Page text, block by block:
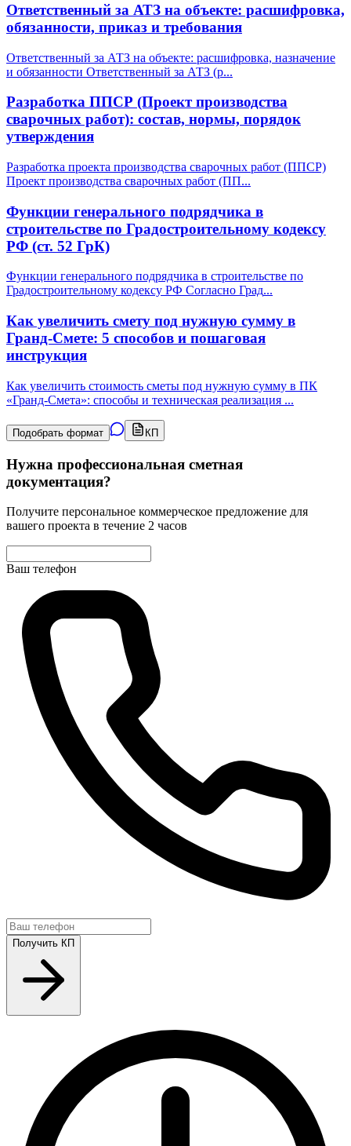
Ответственный за АТЗ на объекте: расшифровка,
обязанности, приказ и требования
Ответственный за АТЗ на объекте: расшифровка, назначение
и обязанности Ответственный за АТЗ (р...
Разработка ППСР (Проект производства
сварочных работ): состав, нормы, порядок
утверждения
Разработка проекта производства сварочных работ (ППСР)
Проект производства сварочных работ (ПП...
Функции генерального подрядчика в
строительстве по Градостроительному кодексу
РФ (ст. 52 ГрК)
Функции генерального подрядчика в строительстве по
Градостроительному кодексу РФ Согласно Град...
Как увеличить смету под нужную сумму в
Гранд-Смете: 5 способов и пошаговая
инструкция
Как увеличить стоимость сметы под нужную сумму в ПК
«Гранд-Смета»: способы и техническая реализация ...
Подобрать формат КП
Нужна профессиональная сметная
документация?
Получите персональное коммерческое предложение для
вашего проекта в течение 2 часов
Ваш телефон
Получить КП